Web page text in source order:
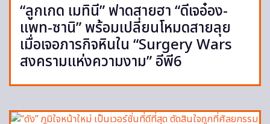
“ลูกเกด เมทินี” ฟาดสายฮา “ดีเจอ๋อง-
แพท-ซานิ” พร้อมเปลี่ยนโหมดสายลุย
เมื่อเจอภารกิจหินใน “Surgery Wars
สงครามแห่งความงาม” อีพี6